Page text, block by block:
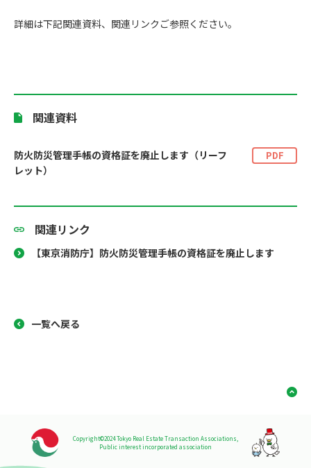
詳細は下記関連資料、関連リンクご参照ください。
関連資料
防火防災管理手帳の資格証を廃止します（リーフ
レット）
PDF
関連リンク
【東京消防庁】防火防災管理手帳の資格証を廃止します
一覧へ戻る
Copyright©2024 Tokyo Real Estate Transaction Associations,
Public interest incorporated association